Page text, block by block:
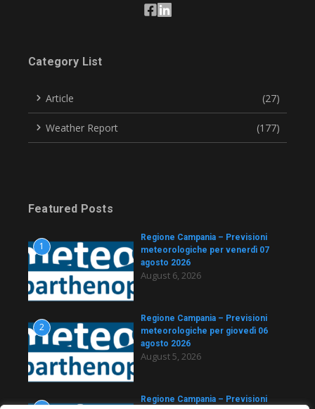
Category List
Article (27)
Weather Report (177)
Featured Posts
1
Regione Campania – Previsioni
meteorologiche per venerdì 07
agosto 2026
August 6, 2026
2
Regione Campania – Previsioni
meteorologiche per giovedì 06
agosto 2026
August 5, 2026
Regione Campania – Previsioni